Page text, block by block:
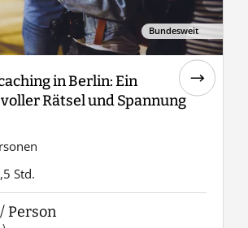
Bundesweit
in Berlin: Ein
Rätsel und Spannung
Std.
/ Person